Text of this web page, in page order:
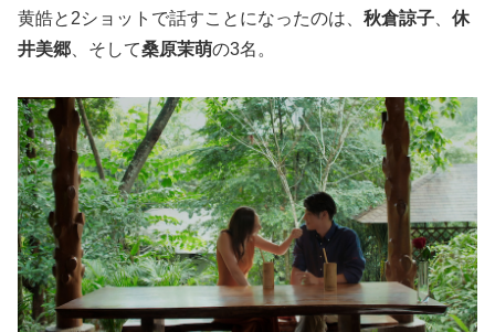
黄皓と2ショットで話すことになったのは、 秋倉諒子
休
井美郷 、そして桑原茉萌の3名。